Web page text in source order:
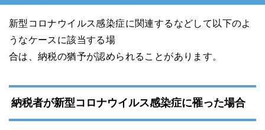
新型コロナウイルス感染症に関連するなどして以下のよ
うなケースに該当する場
合は、納税の猶予が認められることがあります。
納税者が新型コロナウイルス感染症に罹った場合